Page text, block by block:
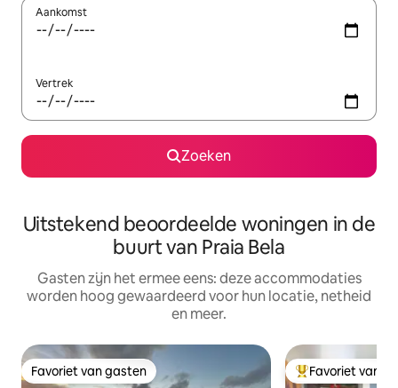
Aankomst
Vertrek
Zoeken
Uitstekend beoordeelde woningen in de
buurt van Praia Bela
Gasten zijn het ermee eens: deze accommodaties
worden hoog gewaardeerd voor hun locatie, netheid
en meer.
Favoriet van gasten
Favoriet van gasten Topfavoriet van
Favoriet van